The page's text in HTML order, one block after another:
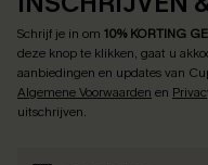
Schrijf je in om 10% KORTING
deze knop te klikken, gaat u
aanbiedingen en updates van
Algemene Voorwaarden en
uitschrijven.